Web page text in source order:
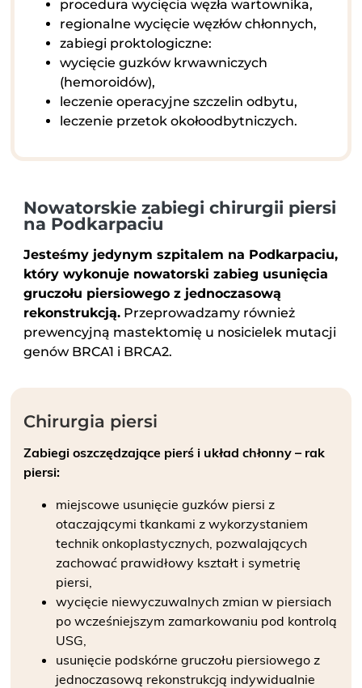
procedura wycięcia węzła wartownika,
regionalne wycięcie węzłów chłonnych,
zabiegi proktologiczne:
wycięcie guzków krwawniczych
(hemoroidów),
leczenie operacyjne szczelin odbytu,
leczenie przetok okołoodbytniczych.
Nowatorskie zabiegi chirurgii piersi
na Podkarpaciu
Jesteśmy jedynym szpitalem na Podkarpaciu,
który wykonuje nowatorski zabieg usunięcia
gruczołu piersiowego z jednoczasową
rekonstrukcją. Przeprowadzamy również
prewencyjną mastektomię u nosicielek mutacji
genów BRCA1 i BRCA2.
Chirurgia piersi
Zabiegi oszczędzające pierś i układ chłonny – rak
piersi:
miejscowe usunięcie guzków piersi z
otaczającymi tkankami z wykorzystaniem
technik onkoplastycznych, pozwalających
zachować prawidłowy kształt i symetrię
piersi,
wycięcie niewyczuwalnych zmian w piersiach
po wcześniejszym zamarkowaniu pod kontrolą
USG,
usunięcie podskórne gruczołu piersiowego z
jednoczasową rekonstrukcją indywidualnie